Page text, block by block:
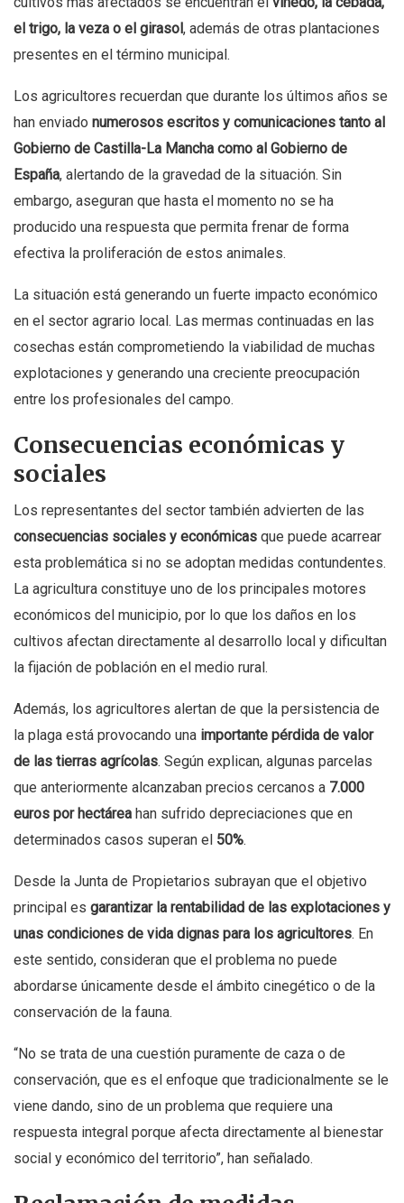
el trigo, la veza o el girasol, además de otras plantaciones
presentes en el término municipal.
Los agricultores recuerdan que durante los últimos años se
han enviado numerosos escritos y comunicaciones tanto al
Gobierno de Castilla-La Mancha como al Gobierno de
España, alertando de la gravedad de la situación. Sin
embargo, aseguran que hasta el momento no se ha
producido una respuesta que permita frenar de forma
efectiva la proliferación de estos animales.
La situación está generando un fuerte impacto económico
en el sector agrario local. Las mermas continuadas en las
cosechas están comprometiendo la viabilidad de muchas
explotaciones y generando una creciente preocupación
entre los profesionales del campo.
Consecuencias económicas y
sociales
Los representantes del sector también advierten de las
consecuencias sociales y económicas que puede acarrear
esta problemática si no se adoptan medidas contundentes.
La agricultura constituye uno de los principales motores
económicos del municipio, por lo que los daños en los
cultivos afectan directamente al desarrollo local y dificultan
la fijación de población en el medio rural.
Además, los agricultores alertan de que la persistencia de
la plaga está provocando una importante pérdida de valor
de las tierras agrícolas. Según explican, algunas parcelas
que anteriormente alcanzaban precios cercanos a 7.000
euros por hectárea han sufrido depreciaciones que en
determinados casos superan el 50%.
Desde la Junta de Propietarios subrayan que el objetivo
principal es garantizar la rentabilidad de las explotaciones y
unas condiciones de vida dignas para los agricultores. En
este sentido, consideran que el problema no puede
abordarse únicamente desde el ámbito cinegético o de la
conservación de la fauna.
“No se trata de una cuestión puramente de caza o de
conservación, que es el enfoque que tradicionalmente se le
viene dando, sino de un problema que requiere una
respuesta integral porque afecta directamente al bienestar
social y económico del territorio”, han señalado.